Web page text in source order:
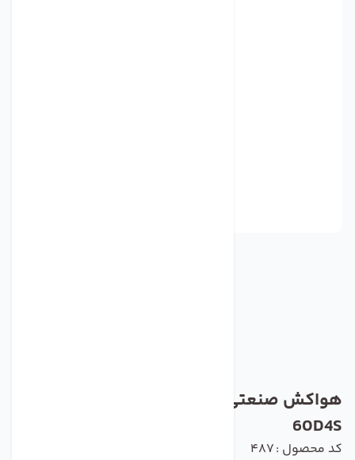
60D4S
کد محصول : 487